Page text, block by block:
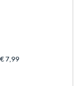
€ 7,99